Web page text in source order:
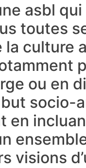
asbl
toutes
culture
ou en
but
en
visions